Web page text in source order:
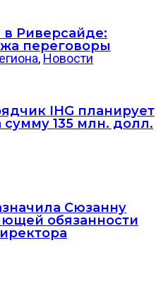
в Риверсайде:
переговоры
, Новости
IHG планирует
сумму 135 млн. долл.
Сюзанну
обязанности